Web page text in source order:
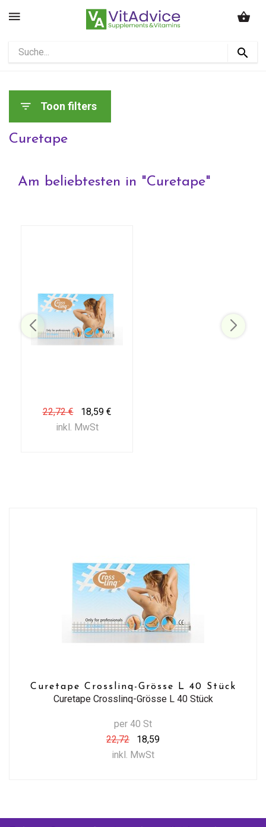
Toon filters
Curetape
Am beliebtesten in "Curetape"
22,72 €
18,59 €
inkl. MwSt
Curetape Crosslinq-Grösse L 40 Stück
Curetape Crosslinq-Grösse L 40 Stück
per 40 St
22,72
18,59
inkl. MwSt